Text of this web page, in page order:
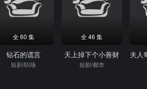
全 60 集
钻石的谎言
短剧/职场
全 46 集
天上掉下个小善财
短剧/都市